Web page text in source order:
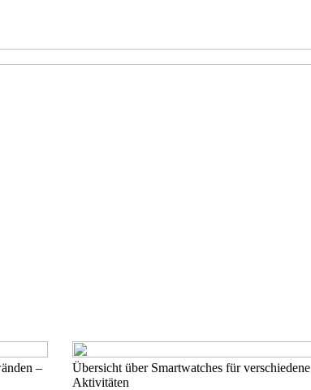
–
Übersicht über Smartwatches für verschiedene
Aktivitäten